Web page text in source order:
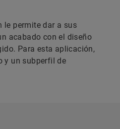
le permite dar a sus
acabado con el diseño
Para esta aplicación,
y un subperfil de